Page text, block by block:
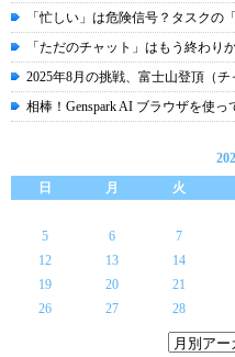
「忙しい」は危険信号？タスクの
「ただのチャット」はもう終わり
2025年8月の挑戦、富士山登頂（チ
相棒！Genspark AI ブラウザを使っ
日
月 火
5
6 7
12
13 14
19
20 21
26
27 28